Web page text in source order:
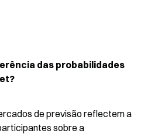
das probabilidades
de previsão reflectem a
sobre a